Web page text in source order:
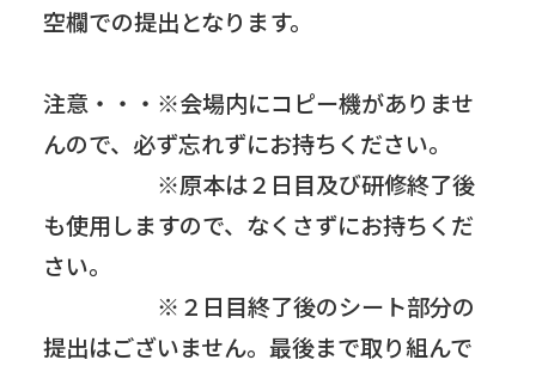
空欄での提出となります。
注意・・・※会場内にコピー機がありませ
んので、必ず忘れずにお持ちください。
※原本は２日目及び研修終了後
も使用しますので、なくさずにお持ちくだ
さい。
※２日目終了後のシート部分の
提出はございません。最後まで取り組んで